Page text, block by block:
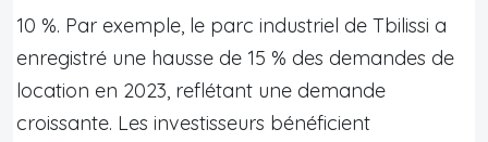
10 %. Par exemple, le parc industriel de Tbilissi a
enregistré une hausse de 15 % des demandes de
location en 2023, reflétant une demande
croissante. Les investisseurs bénéficient